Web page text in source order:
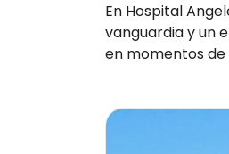
En Hospital
vanguardia y un
en momentos